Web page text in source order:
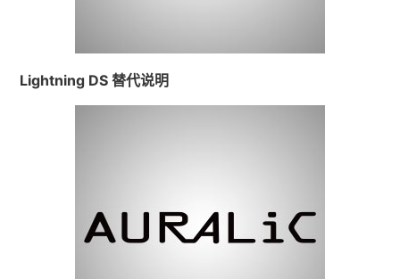
Lightning DS 替代说明